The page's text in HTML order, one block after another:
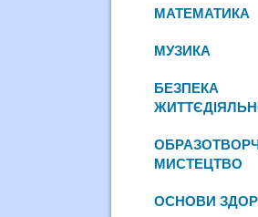
МАТЕМАТИКА
МУЗИКА
БЕЗПЕКА
МИСТЕЦТВО
ОСНОВИ